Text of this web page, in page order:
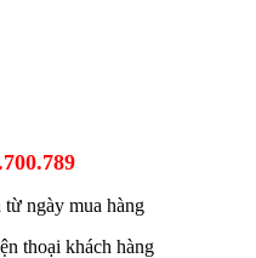
ngày mua hàng
thoại khách hàng